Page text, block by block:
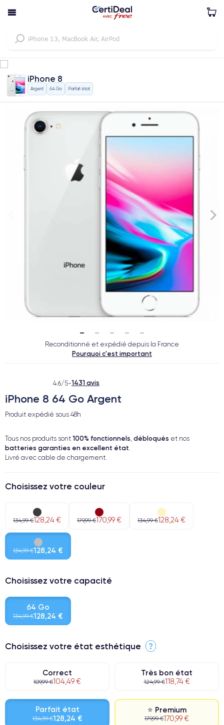
iPhone 8
Argent 64 Go Parfait état
Reconditionné et expédié depuis la France
Pourquoi c'est important
4.6/5-1431 avis
iPhone 8 64 Go Argent
Produit expédié sous 48h
Tous nos produits sont 100% fonctionnels, débloqués et nos
batteries garanties en excellent état.
Livré avec cable de chargement.
Choisissez votre couleur
134,99 €128,24 € 179,99 €170,99 € 134,99 €128,24 €
134,99 €128,24 €
Choisissez votre capacité
64 Go
134,99 €128,24 €
Choisissez votre état esthétique ?
Correct
109,99 €104,49 €
Très bon état
124,99 €118,74 €
Parfait état
134,99 €128,24 €
⭐ Premium
179,99 €170,99 €